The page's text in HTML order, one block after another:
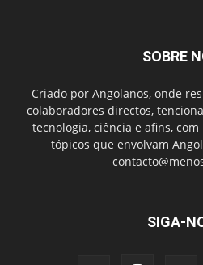
SOBRE
Criado por Angolanos, onde
colaboradores directos,
tecnologia, ciência e afins,
tópicos que envolvam
SIGA-